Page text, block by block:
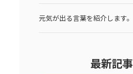
元気が出る言葉を紹介します。
最新記事